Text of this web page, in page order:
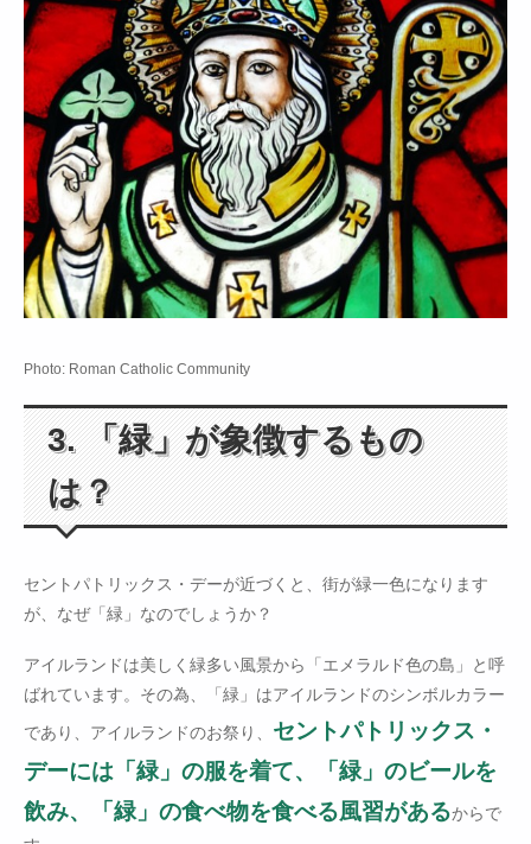
Photo: Roman Catholic Community
3. 「緑」が象徴するもの
は？
セントパトリックス・デーが近づくと、街が緑一色になります
が、なぜ「緑」なのでしょうか？
アイルランドは美しく緑多い風景から「エメラルド色の島」と呼
ばれています。その為、「緑」はアイルランドのシンボルカラー
であり、アイルランドのお祭り、 セントパトリックス・
デーには「緑」の服を着て、「緑」のビールを
飲み、「緑」の食べ物を食べる風習があるからで